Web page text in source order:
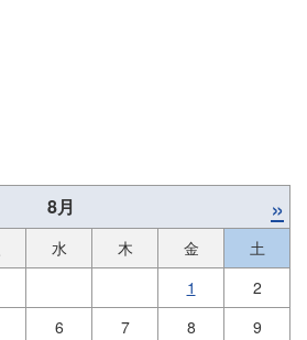
8月 »
水 木 金
土
1
2
6 7 8
9